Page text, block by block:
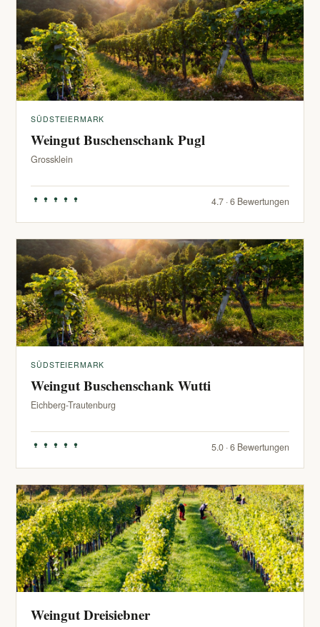
SÜDSTEIERMARK
Weingut Buschenschank Pugl
Grossklein
4.7 · 6 Bewertungen
SÜDSTEIERMARK
Weingut Buschenschank Wutti
Eichberg-Trautenburg
5.0 · 6 Bewertungen
Weingut Dreisiebner